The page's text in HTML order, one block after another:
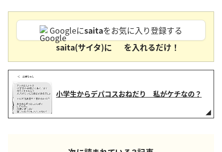
Googleにsaitaをお気に入り登録する
saita(サイタ)に
を入れるだけ！
小学生からデパコスおねだり 私がケチなの？